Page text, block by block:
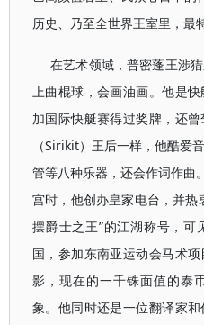
历史、乃至全世界王室里，最
在艺术领域，普密蓬王涉
上曲棍球，会画油画。他是
加国际快艇赛得过奖牌，还
（Sirikit）王后一样，他酷爱
管等八种乐器，还会作词作曲
宫时，他创办皇家电台，并热
摆爵士之王”的江湖称号，
国，参加东南亚运动会马术
影，现在的一千铢面值的泰
象。他同时还是一位翻译家